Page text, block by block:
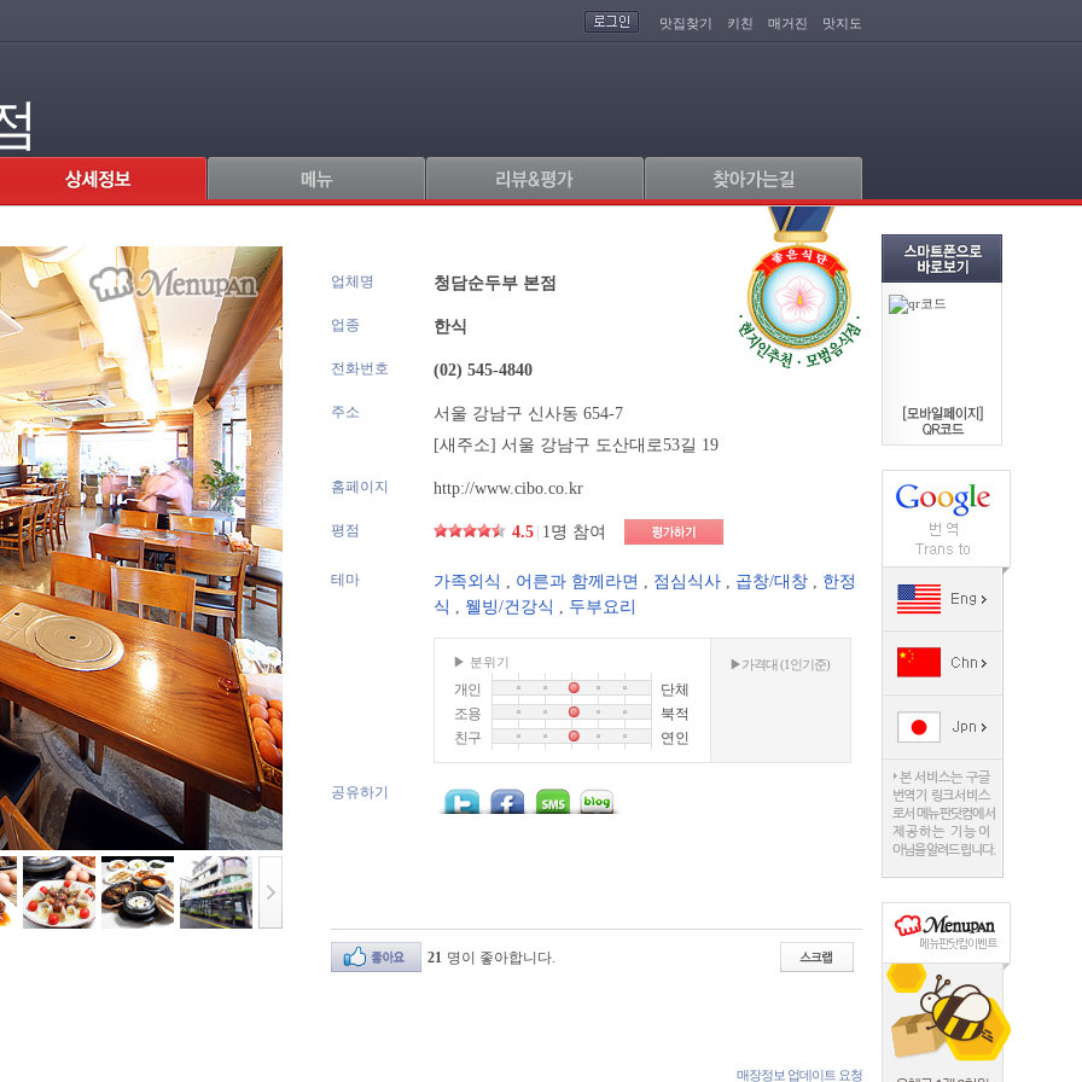
맛집찾기 키친 매거진 맛지도
업체명 청담순두부 본점
업종 한식
전화번호 (02) 545-4840
주소
서울 강남구 신사동 654-7
[새주소] 서울 강남구 도산대로53길 19
홈페이지 http://www.cibo.co.kr
평점 4.5 1명 참여
테마 가족외식 , 어른과 함께라면 , 점심식사 , 곱창/대창 , 한정
식 , 웰빙/건강식 , 두부요리
▶ 분위기
개인
단체
조용
북적
친구
연인
▶가격대 (1인기준)
공유하기
21 명이 좋아합니다.
매장정보 업데이트 요청